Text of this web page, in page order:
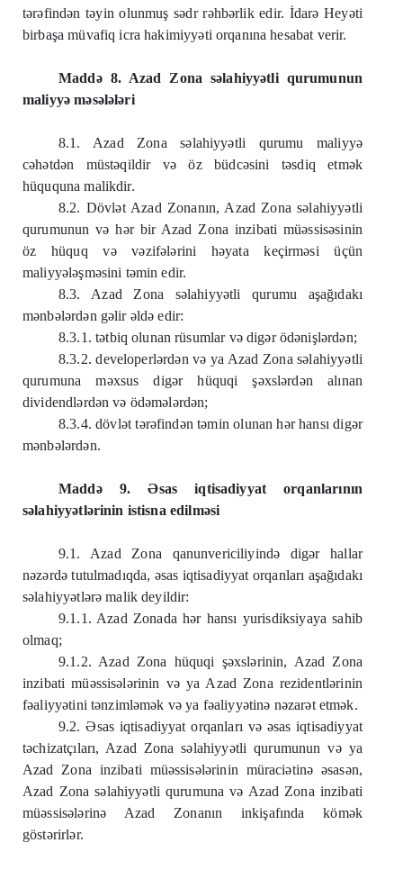
tərəfindən təyin olunmuş sədr rəhbərlik edir. İdarə Heyəti
birbaşa müvafiq icra hakimiyyəti orqanına hesabat verir.
Maddə 8. Azad Zona səlahiyyətli qurumunun
maliyyə məsələləri
8.1. Azad Zona səlahiyyətli qurumu maliyyə
cəhətdən müstəqildir və öz büdcəsini təsdiq etmək
hüququna malikdir.
8.2. Dövlət Azad Zonanın, Azad Zona səlahiyyətli
qurumunun və hər bir Azad Zona inzibati müəssisəsinin
öz hüquq və vəzifələrini həyata keçirməsi üçün
maliyyələşməsini təmin edir.
8.3. Azad Zona səlahiyyətli qurumu aşağıdakı
mənbələrdən gəlir əldə edir:
8.3.1. tətbiq olunan rüsumlar və digər ödənişlərdən;
8.3.2. developerlərdən və ya Azad Zona səlahiyyətli
qurumuna məxsus digər hüquqi şəxslərdən alınan
dividendlərdən və ödəmələrdən;
8.3.4. dövlət tərəfindən təmin olunan hər hansı digər
mənbələrdən.
Maddə 9. Əsas iqtisadiyyat orqanlarının
səlahiyyətlərinin istisna edilməsi
9.1. Azad Zona qanunvericiliyində digər hallar
nəzərdə tutulmadıqda, əsas iqtisadiyyat orqanları aşağıdakı
səlahiyyətlərə malik deyildir:
9.1.1. Azad Zonada hər hansı yurisdiksiyaya sahib
olmaq;
9.1.2. Azad Zona hüquqi şəxslərinin, Azad Zona
inzibati müəssisələrinin və ya Azad Zona rezidentlərinin
fəaliyyətini tənzimləmək və ya fəaliyyətinə nəzarət etmək.
9.2. Əsas iqtisadiyyat orqanları və əsas iqtisadiyyat
təchizatçıları, Azad Zona səlahiyyətli qurumunun və ya
Azad Zona inzibati müəssisələrinin müraciətinə əsasən,
Azad Zona səlahiyyətli qurumuna və Azad Zona inzibati
müəssisələrinə Azad Zonanın inkişafında kömək
göstərirlər.